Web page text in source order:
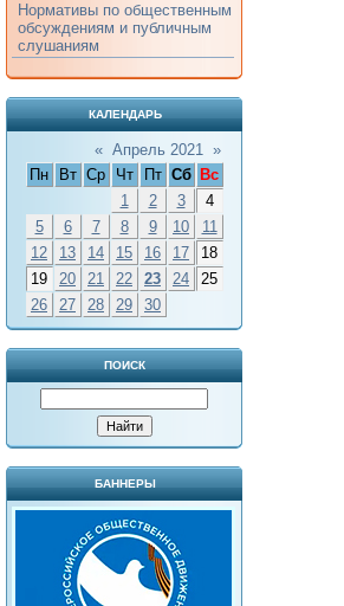
Нормативы по общественным
обсуждениям и публичным
слушаниям
КАЛЕНДАРЬ
« Апрель 2021 »
Пн
Вт Ср Чт Пт Сб
Вс
1
2 3
4
5
6 7 8 9 10
11
12
13 14 15 16 17
18
19
20 21 22 23 24
25
26
27 28 29 30
ПОИСК
БАННЕРЫ